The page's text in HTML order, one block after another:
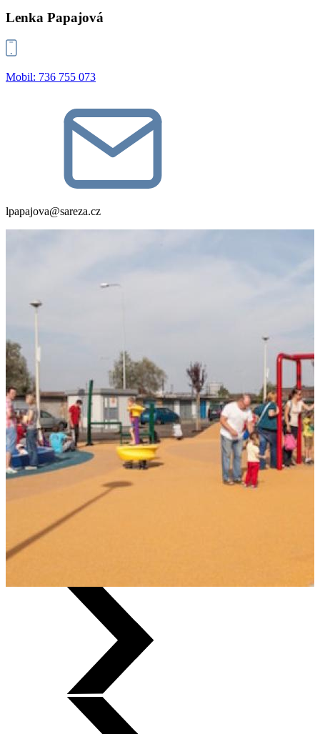
Lenka Papajová
Mobil: 736 755 073
lpapajova@sareza.cz